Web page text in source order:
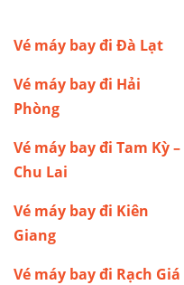
Vé máy bay đi Đà Lạt
Vé máy bay đi Hải
Phòng
Vé máy bay đi Tam Kỳ –
Chu Lai
Vé máy bay đi Kiên
Giang
Vé máy bay đi Rạch Giá